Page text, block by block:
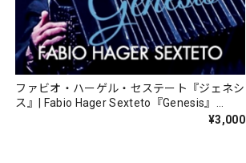
ファビオ・ハーゲル・セステート『ジェネシ
ス』| Fabio Hager Sexteto『Genesis』
¥3,000